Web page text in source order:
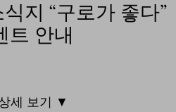
지 “구로가 좋다”
트 안내
세 보기 ▼